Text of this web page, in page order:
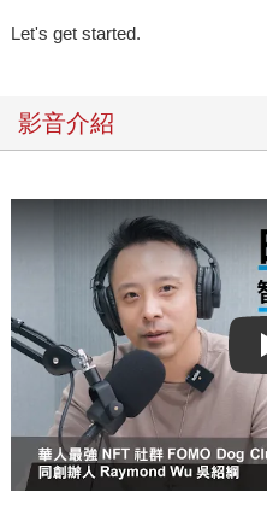
Let's get started.
影音介紹